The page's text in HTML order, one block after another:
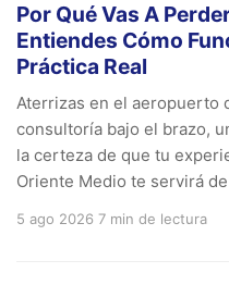
Por Qué Vas A
Entiendes Cómo
Práctica Real
Aterrizas en el aeropuerto
consultoría bajo el brazo,
la certeza de que tu
Oriente Medio te servirá de
5 ago 2026 7 min de lectura